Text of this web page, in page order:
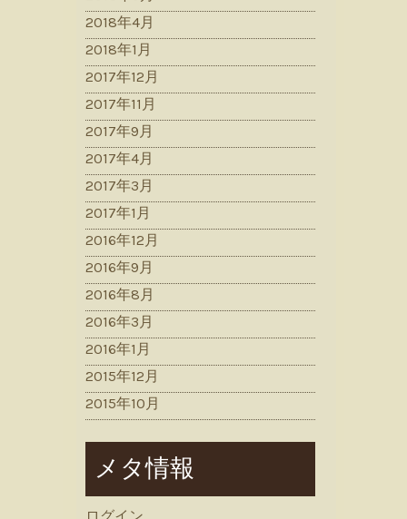
2018年4月
2018年1月
2017年12月
2017年11月
2017年9月
2017年4月
2017年3月
2017年1月
2016年12月
2016年9月
2016年8月
2016年3月
2016年1月
2015年12月
2015年10月
メタ情報